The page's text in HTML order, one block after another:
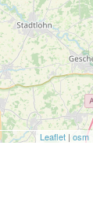
Leaflet | osm